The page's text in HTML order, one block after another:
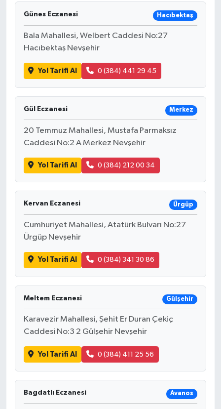
Günes Eczanesi Hacıbektaş
Bala Mahallesi, Welbert Caddesi No:27
Hacıbektaş Nevşehir
Yol Tarifi Al 0 (384) 441 29 45
Gül Eczanesi Merkez
20 Temmuz Mahallesi, Mustafa Parmaksız
Caddesi No:2 A Merkez Nevşehir
Yol Tarifi Al 0 (384) 212 00 34
Kervan Eczanesi Ürgüp
Cumhuriyet Mahallesi, Atatürk Bulvarı No:27
Ürgüp Nevşehir
Yol Tarifi Al 0 (384) 341 30 86
Meltem Eczanesi Gülşehir
Karavezir Mahallesi, Şehit Er Duran Çekiç
Caddesi No:3 2 Gülşehir Nevşehir
Yol Tarifi Al 0 (384) 411 25 56
Bagdatlı Eczanesi Avanos